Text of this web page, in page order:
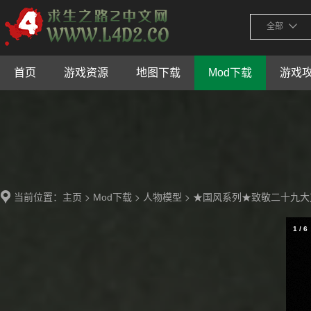
全部
首页 游戏资源 地图下载 Mod下载 游戏
当前位置： 主页 > Mod下载 > 人物模型 > ★国风系列★致敬二十九
1 / 6